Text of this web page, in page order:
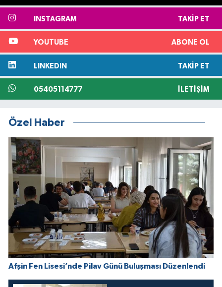
INSTAGRAM TAKIP ET
YOUTUBE ABONE OL
LINKEDIN TAKIP ET
05405114777 İLETIŞIM
Özel Haber
Afşin Fen Lisesi’nde Pilav Günü Buluşması Düzenlendi